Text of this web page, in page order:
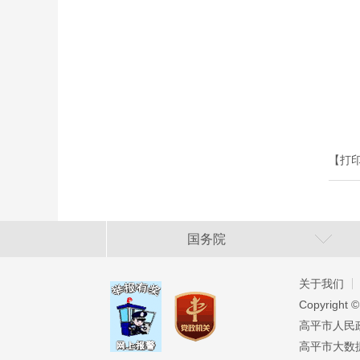
【打
国务院
关于我们
Copyright
高平市人
高平市大